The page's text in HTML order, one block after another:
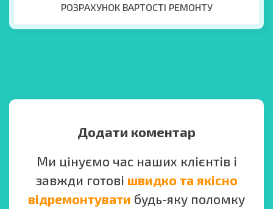
РОЗРАХУНОК ВАРТОСТІ РЕМОНТУ
Додати коментар
Ми цінуємо час наших клієнтів і
завжди готові швидко та якісно
відремонтувати будь-яку поломку